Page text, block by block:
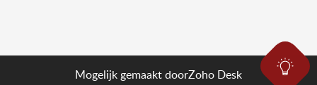
Mogelijk gemaakt doorZoho Desk